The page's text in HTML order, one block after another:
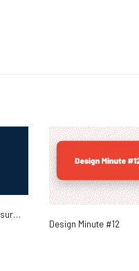
sur…
Design Minute #12